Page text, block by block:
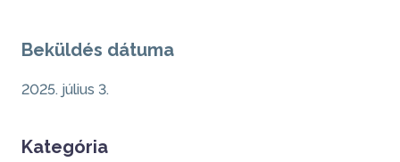
Sidebar
Beküldés dátuma
2025. július 3.
Kategória